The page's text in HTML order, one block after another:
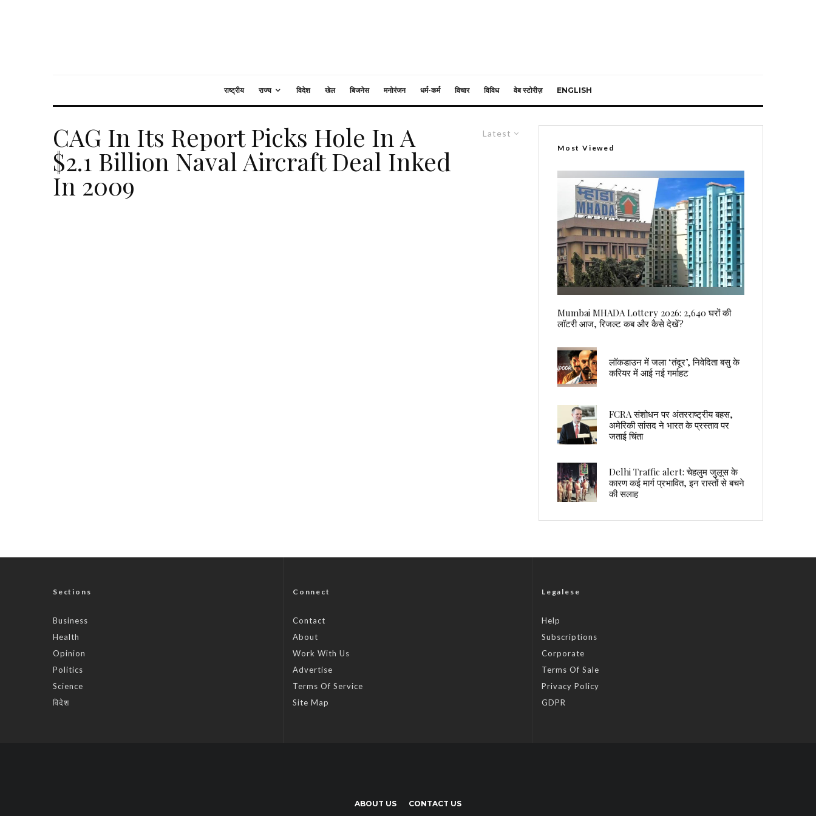
राष्ट्रीय राज्य विदेश खेल बिजनेस मनोरंजन धर्म-कर्म विचार विविध वेब स्टोरीज़ ENGLISH
Latest
CAG In Its Report Picks Hole In A
$2.1 Billion Naval Aircraft Deal Inked
In 2009
Most Viewed
Mumbai MHADA Lottery 2026: 2,640 घरों की
लॉटरी आज, रिजल्ट कब और कैसे देखें?
लॉकडाउन में जला ‘तंदूर’, निवेदिता बसु के
करियर में आई नई गर्माहट
FCRA संशोधन पर अंतरराष्ट्रीय बहस,
अमेरिकी सांसद ने भारत के प्रस्ताव पर
जताई चिंता
Delhi Traffic alert: चेहलुम जुलूस के
कारण कई मार्ग प्रभावित, इन रास्तों से बचने
की सलाह
Sections
Business
Health
Opinion
Politics
Science
विदेश
Connect
Contact
About
Work With Us
Advertise
Terms Of Service
Site Map
Legalese
Help
Subscriptions
Corporate
Terms Of Sale
Privacy Policy
GDPR
ABOUT US CONTACT US